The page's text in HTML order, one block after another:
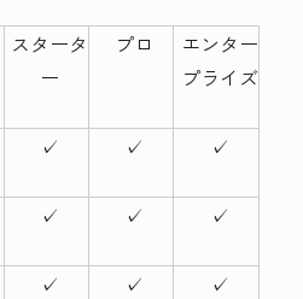
スタータ
ー
プロ
エンター
プライズ
✓ ✓ ✓
✓ ✓ ✓
✓ ✓ ✓